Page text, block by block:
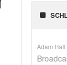
Adam Hall